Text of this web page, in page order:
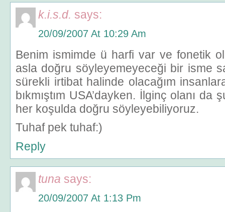
k.i.s.d. says:
20/09/2007 At 10:29 Am
Benim ismimde ü harfi var ve fonetik
asla doğru söyleyemeyeceği bir isme
sürekli irtibat halinde olacağım
bıkmıştım USA’dayken. İlginç olanı da
her koşulda doğru söyleyebiliyoruz.
Tuhaf pek tuhaf:)
Reply
tuna says:
20/09/2007 At 1:13 Pm